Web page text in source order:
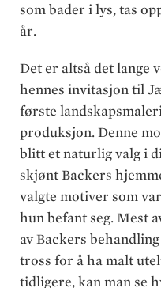
som bader i lys, tas
år.
Det er altså det lange
hennes invitasjon til
første
produksjon. Denne
blitt et naturlig valg i
skjønt Backers
valgte motiver som
hun befant seg. Mest
av Backers
tross for å ha malt
tidligere, kan man se